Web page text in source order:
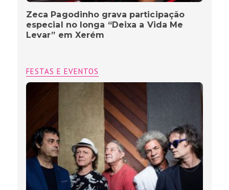
Zeca Pagodinho grava participação
especial no longa “Deixa a Vida Me
Levar” em Xerém
FESTAS E EVENTOS